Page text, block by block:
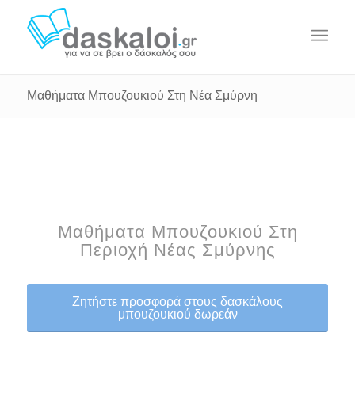
Μαθήματα Μπουζουκιού Στη Νέα Σμύρνη
Μαθήματα Μπουζουκιού Στη
Περιοχή Νέας Σμύρνης
Ζητήστε προσφορά στους δασκάλους
μπουζουκιού δωρεάν